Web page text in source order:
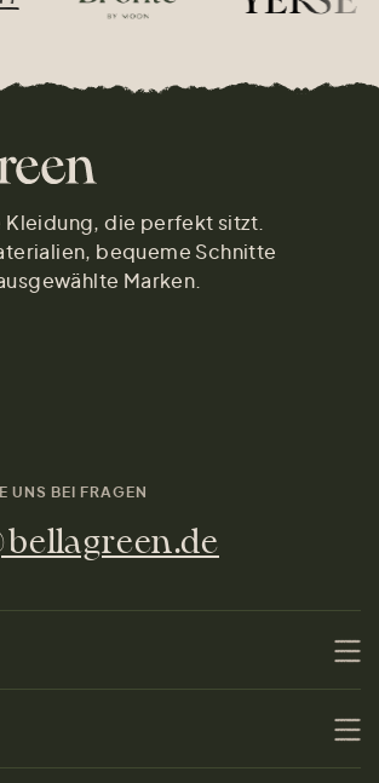
Kleidung, die perfekt sitzt.
bequeme Schnitte
Marken.
UNS BEI FRAGEN